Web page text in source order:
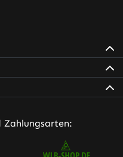
in neuem Tab
– öffnet in neuem Tab
inspirieren – öffnet in
in neuem Tab
Zahlungsarten: